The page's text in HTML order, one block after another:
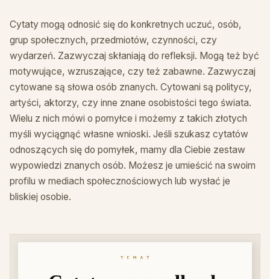
Cytaty mogą odnosić się do konkretnych uczuć, osób,
grup społecznych, przedmiotów, czynności, czy
wydarzeń. Zazwyczaj skłaniają do refleksji. Mogą też być
motywujące, wzruszające, czy też zabawne. Zazwyczaj
cytowane są słowa osób znanych. Cytowani są politycy,
artyści, aktorzy, czy inne znane osobistości tego świata.
Wielu z nich mówi o pomyłce i możemy z takich złotych
myśli wyciągnąć własne wnioski. Jeśli szukasz cytatów
odnoszących się do pomyłek, mamy dla Ciebie zestaw
wypowiedzi znanych osób. Możesz je umieścić na swoim
profilu w mediach społecznościowych lub wysłać je
bliskiej osobie.